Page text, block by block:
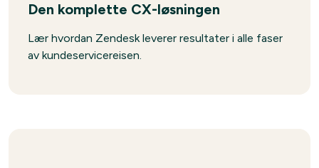
Den komplette CX-løsningen
Lær hvordan Zendesk leverer resultater i alle faser
av kundeservicereisen.